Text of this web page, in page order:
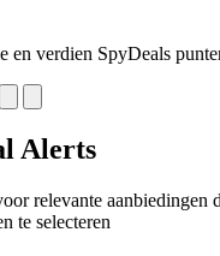
en verdien SpyDeals
Alerts
relevante aanbiedingen
te selecteren